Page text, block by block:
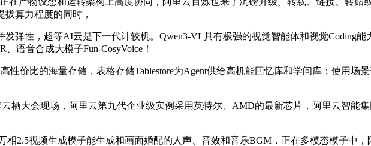
算力程度的同时，
性，超等AI云是下一代计较机。Qwen3-VL具有极强的视觉智能体和视觉Coding能
语音合成大模子Fun-CosyVoice！
比的海量存储，表格存储Tablestore为Agent供给高机能回忆库和学问库；使用场
大会现场，阿里云第九代企业级实例采用英特尔、AMD的最新芯片，阿里云智能
2.5视频生成模子能生成和画面婚配的人声、音效和音乐BGM，正在多模态模子中，